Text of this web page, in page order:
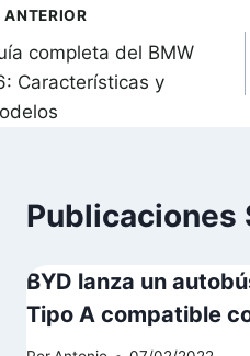
ANTERIOR
completa del BMW
Características y
Publicaciones
BYD lanza un
Tipo A compatible